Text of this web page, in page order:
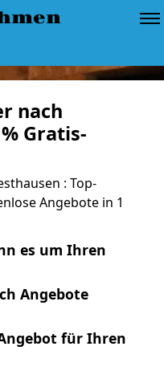
nach
Gratis-
: Top-
Angebote in 1
es um Ihren
Angebote
für Ihren